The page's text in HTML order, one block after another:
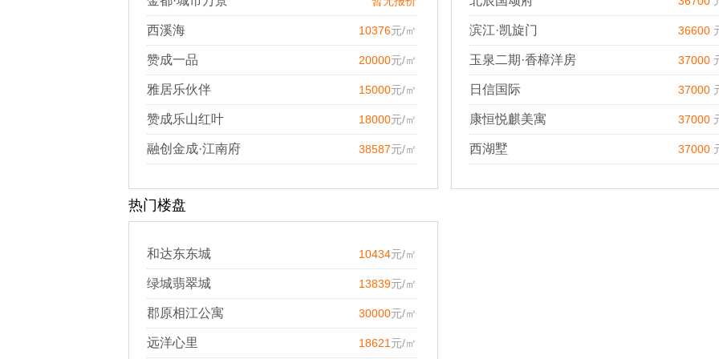
西溪海 10376元/㎡
赞成一品 20000元/㎡
雅居乐伙伴 15000元/㎡
赞成乐山红叶 18000元/㎡
融创金成·江南府 38587元/㎡
滨江·凯旋门 36600
玉泉二期·香樟洋房 37000
日信国际 37000
康恒悦麒美寓 37000
西湖墅 37000
热门楼盘
和达东东城 10434元/㎡
绿城翡翠城 13839元/㎡
郡原相江公寓 30000元/㎡
远洋心里 18621 元/㎡